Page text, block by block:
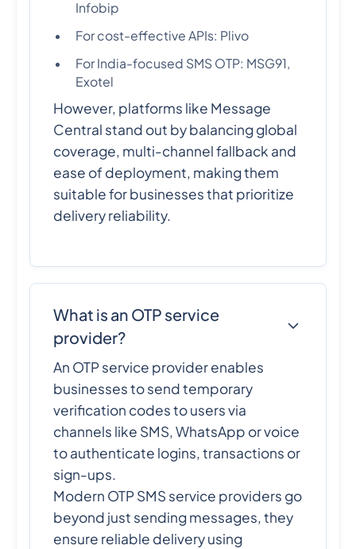
Infobip
For cost-effective APIs: Plivo
For India-focused SMS OTP: MSG91,
Exotel
However, platforms like Message
Central stand out by balancing global
coverage, multi-channel fallback and
ease of deployment, making them
suitable for businesses that prioritize
delivery reliability.
What is an OTP service
provider?
An OTP service provider enables
businesses to send temporary
verification codes to users via
channels like SMS, WhatsApp or voice
to authenticate logins, transactions or
sign-ups.
Modern OTP SMS service providers go
beyond just sending messages, they
ensure reliable delivery using